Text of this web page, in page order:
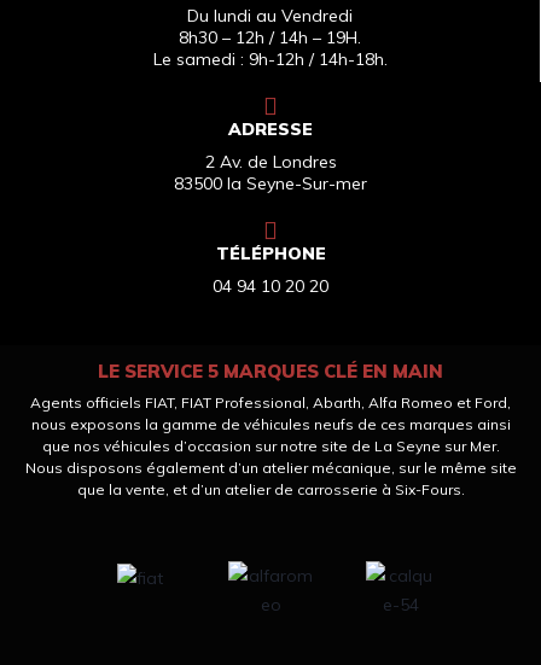
Du lundi au Vendredi
8h30 – 12h / 14h – 19H.
Le samedi : 9h-12h / 14h-18h.
ADRESSE
2 Av. de Londres
83500 la Seyne-Sur-mer
TÉLÉPHONE
04 94 10 20 20
LE SERVICE 5 MARQUES CLÉ EN MAIN
Agents officiels FIAT, FIAT Professional, Abarth, Alfa Romeo et Ford,
nous exposons la gamme de véhicules neufs de ces marques ainsi
que nos véhicules d’occasion sur notre site de La Seyne sur Mer.
Nous disposons également d’un atelier mécanique, sur le même site
que la vente, et d’un atelier de carrosserie à Six-Fours.